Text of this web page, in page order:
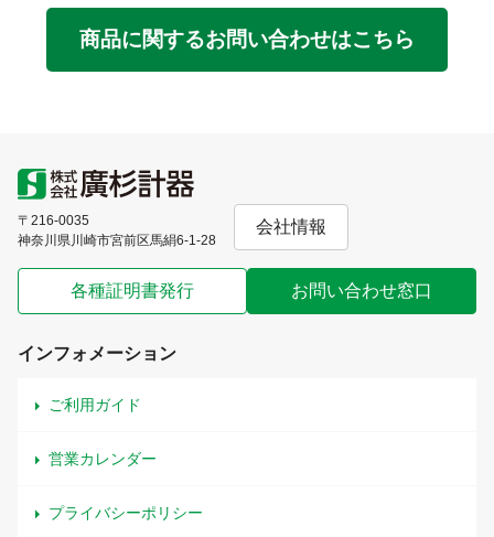
商品に関するお問い合わせはこちら
〒216-0035
神奈川県川崎市宮前区馬絹6-1-28
会社情報
各種証明書発行 お問い合わせ窓口
インフォメーション
ご利用ガイド
営業カレンダー
プライバシーポリシー